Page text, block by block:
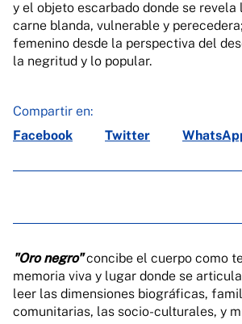
y el objeto escarbado donde se revela
carne blanda, vulnerable y
femenino desde la perspectiva del
la negritud y lo popular.
Compartir en:
Facebook
Twitter
"Oro negro"concibe el cuerpo como
memoria viva y lugar donde se
leer las dimensiones biográficas,
comunitarias, las socio-culturales, y